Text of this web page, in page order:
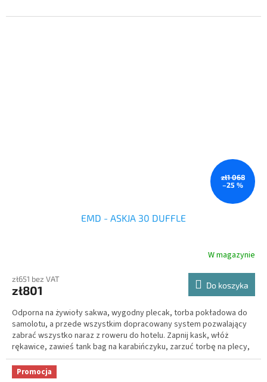
zł1 068
–25 %
EMD - ASKJA 30 DUFFLE
W magazynie
zł651 bez VAT
zł801 Do koszyka
Odporna na żywioły sakwa, wygodny plecak, torba pokładowa do
samolotu, a przede wszystkim dopracowany system pozwalający
zabrać wszystko naraz z roweru do hotelu. Zapnij kask, włóż
rękawice, zawieś tank bag na karabińczyku, zarzuć torbę na plecy,
a ręce wciąż masz wolne.
Promocja